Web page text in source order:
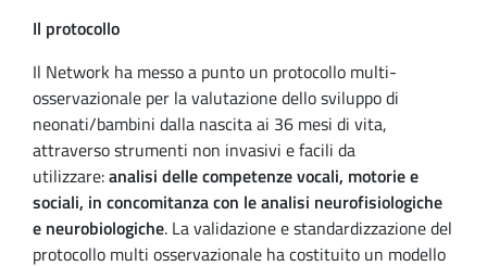
Il protocollo
Il Network ha messo a punto un protocollo multi-
osservazionale per la valutazione dello sviluppo di
neonati/bambini dalla nascita ai 36 mesi di vita,
attraverso strumenti non invasivi e facili da
utilizzare:analisi delle competenze vocali, motorie e
sociali, in concomitanza con le analisi neurofisiologiche
e neurobiologiche. La validazione e standardizzazione del
protocollo multi osservazionale ha costituito un modello